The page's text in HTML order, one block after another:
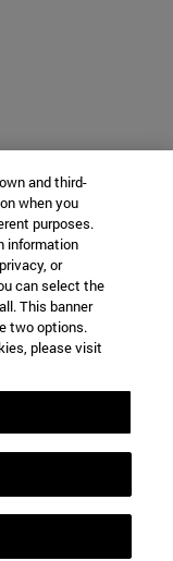
and third-
when you
purposes.
information
or
can select the
This banner
two options.
please visit